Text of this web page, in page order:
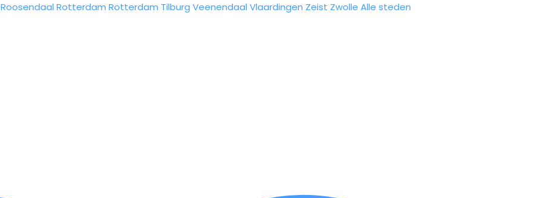
Roosendaal Rotterdam Rotterdam Tilburg Veenendaal Vlaardingen Zeist Zwolle Alle steden